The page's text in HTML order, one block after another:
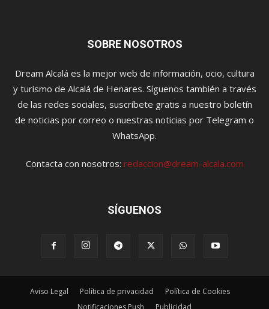
SOBRE NOSOTROS
Dream Alcalá es la mejor web de información, ocio, cultura
y turismo de Alcalá de Henares. Síguenos también a través
de las redes sociales, suscríbete gratis a nuestro boletín
de noticias por correo o nuestras noticias por Telegram o
WhatsApp.
Contacta con nosotros: redaccion@dream-alcala.com
SÍGUENOS
Aviso Legal Política de privacidad
Política de Cookies